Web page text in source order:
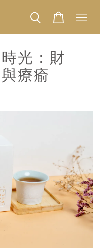
光：財
療瘉